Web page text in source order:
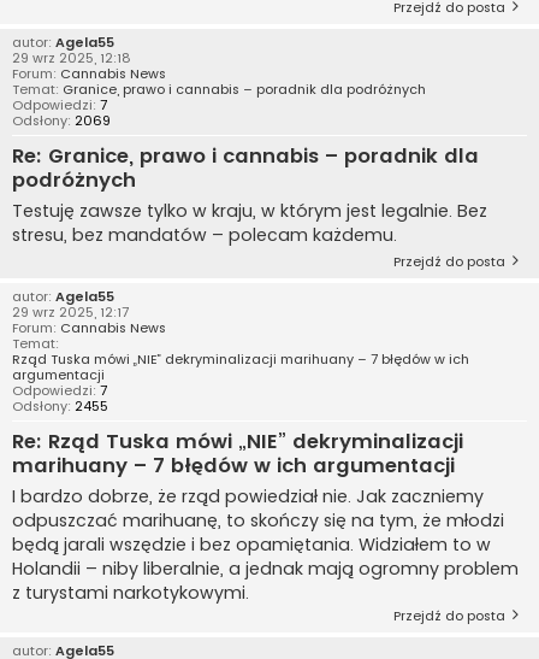
Przejdź do posta
autor: Agela55
29 wrz 2025, 12:18
Forum: Cannabis News
Temat: Granice, prawo i cannabis – poradnik dla podróżnych
Odpowiedzi: 7
Odsłony: 2069
Re: Granice, prawo i cannabis – poradnik dla
podróżnych
Testuję zawsze tylko w kraju, w którym jest legalnie. Bez
stresu, bez mandatów – polecam każdemu.
Przejdź do posta
autor: Agela55
29 wrz 2025, 12:17
Forum: Cannabis News
Temat:
Rząd Tuska mówi „NIE” dekryminalizacji marihuany – 7 błędów w ich
argumentacji
Odpowiedzi: 7
Odsłony: 2455
Re: Rząd Tuska mówi „NIE” dekryminalizacji
marihuany – 7 błędów w ich argumentacji
I bardzo dobrze, że rząd powiedział nie. Jak zaczniemy
odpuszczać marihuanę, to skończy się na tym, że młodzi
będą jarali wszędzie i bez opamiętania. Widziałem to w
Holandii – niby liberalnie, a jednak mają ogromny problem
z turystami narkotykowymi.
Przejdź do posta
autor: Agela55